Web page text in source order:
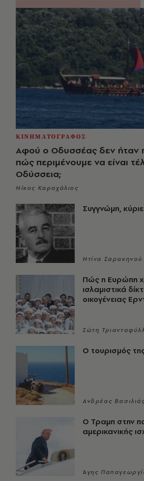
ΚΙΝΗΜΑΤΟΓΡΑΦΟΣ
Αφού ο Οδυσσέας δεν ήταν
πώς περιμένουμε να είναι
Οδύσσεια;
Νίκος Καραχάλιος
Συγγνώμη,
Ντίνα Σαρακηνού
Πώς η Ευρώπη
ισλαμιστικά
οικογένειας
Σώτη
Ο τουρισμός
Ανδρέας
Ο Τραμπ στην
αμερικανικής
Άγης